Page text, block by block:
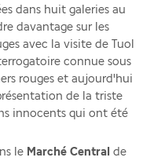
dans huit galeries au
davantage sur les
avec la visite de Tuol
connue sous
rouges et aujourd'hui
de la triste
innocents qui ont été
le Marché Central de